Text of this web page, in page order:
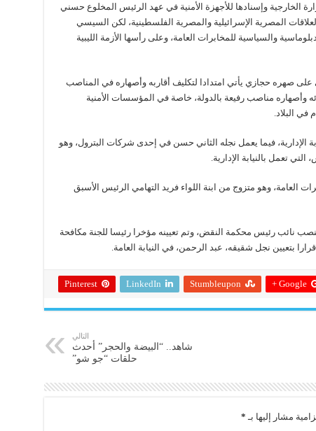
الخارجية وإسنادها للأجهزة الأمنية في عهد الرئيس المخلوع حسني
المصرية الإسرائيلية والمصرية الفلسطينية، لكن السيسي
والسياسية للمخابرات العامة، وعلى رأسها الأزمة الليبية
صهره حجازي يأتي امتدادا لتكليف أقاربه وأصهاره في المناصب
وأصهاره مناصب رفيعة بالدولة، خاصة في المؤسسات الأمنية
البلاد.
الإدارية، فيما يعمل نجله الثاني حسن في إحدى شركات البترول، وهو
تعمل بالنيابة الإدارية.
العامة، وهو متزوج من ابنة اللواء فريد التهامي الرئيس الأسبق
نائب رئيس محكمة النقض، وتم تعيينه مؤخرا رئيسا للجنة مكافحة
بتعيين نجل شقيقه، عبد الرحمن، في النيابة العامة.
Google +
Stumbleupon
LinkedIn
Pinterest
التالي
شاهد.. “البيضة والحجر” أحدث
حلقات “جو شو”
مشار إليها بـ *